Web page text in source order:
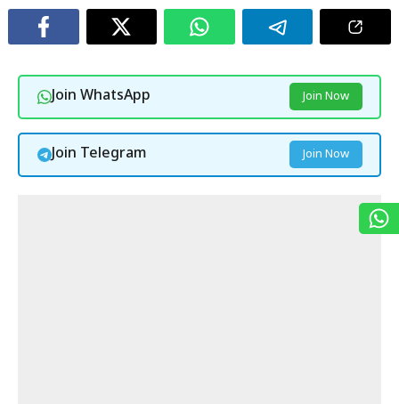
Join WhatsApp Join Now
Join Telegram Join Now